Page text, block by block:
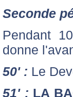
Seconde
Pendant
donne
50' : Le
51' : LA